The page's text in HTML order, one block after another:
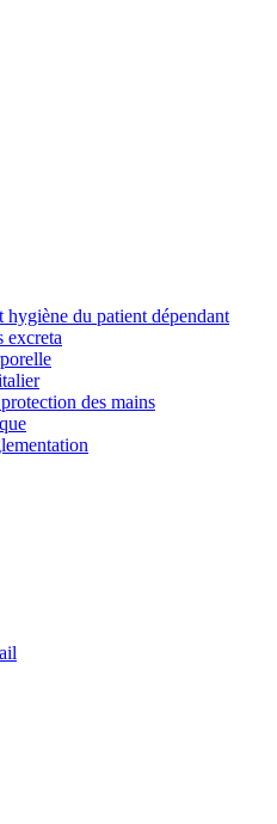
hygiène du patient dépendant
excreta
des mains